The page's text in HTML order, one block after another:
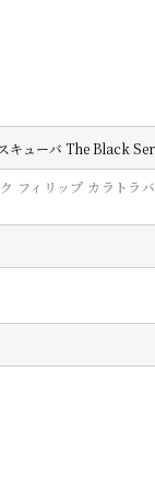
フィリップ カラトラバ